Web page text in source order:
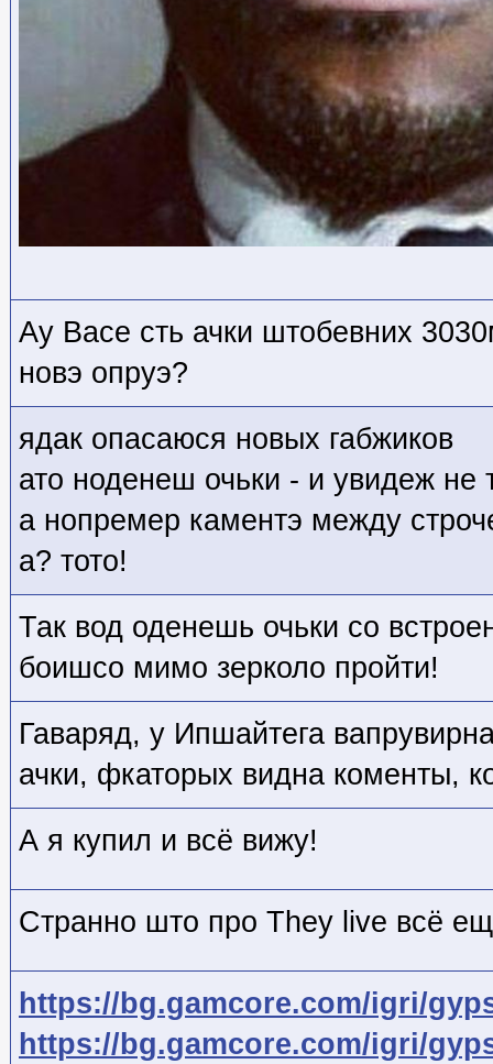
Ау Васе сть ачки штобевних
новэ опруэ?
ядак опасаюся новых габжиков
ато ноденеш очьки - и увидеж
а нопремер каментэ между
а? тото!
Так вод оденешь очьки со
боишсо мимо зерколо пройти!
Гаваряд, у Ипшайтега
ачки, фкаторых видна коменты,
А я купил и всё вижу!
Странно што про They live всё
https://bg.gamcore.com/igri/
https://bg.gamcore.com/igri/